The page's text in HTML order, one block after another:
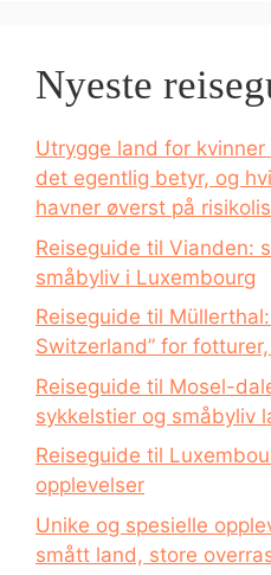
Nyeste
Utrygge land for
det egentlig betyr, og
havner øverst på
Reiseguide til Vianden:
småbyliv i Luxembourg
Reiseguide til
Switzerland” for
Reiseguide til Mosel-
sykkelstier og småbyliv
Reiseguide til
opplevelser
Unike og spesielle
smått land, store